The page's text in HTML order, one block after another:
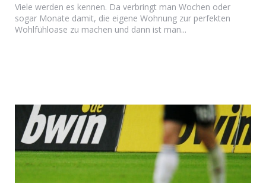
Viele werden es kennen. Da verbringt man Wochen oder
sogar Monate damit, die eigene Wohnung zur perfekten
Wohlfühloase zu machen und dann ist man...